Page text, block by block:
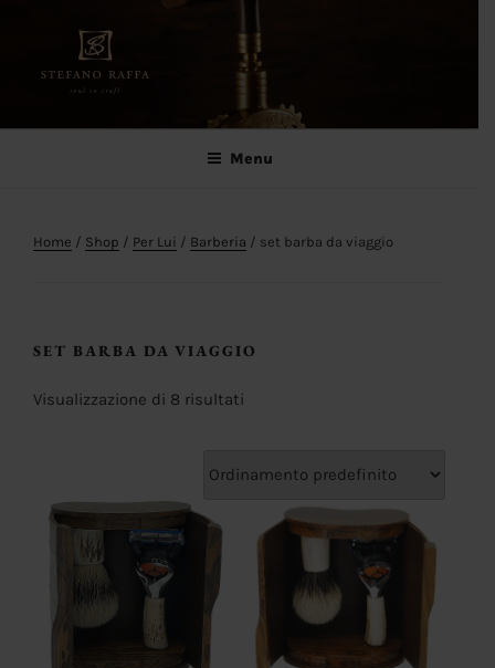
Stefano Raffa
Menu
Home / Shop / Per Lui / Barberia / set barba da viaggio
SET BARBA DA VIAGGIO
Visualizzazione di 8 risultati